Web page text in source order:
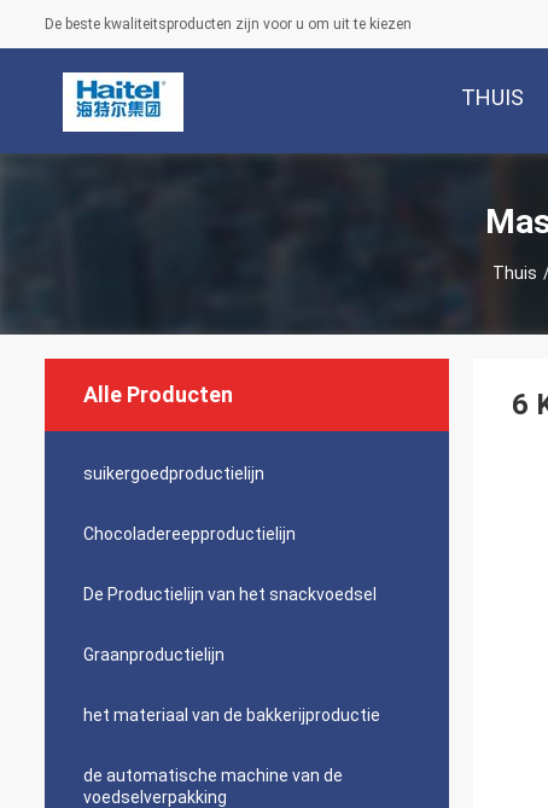
De beste kwaliteitsproducten zijn voor u om uit te kiezen
THUIS
Thuis
Alle Producten
suikergoedproductielijn
Chocoladereepproductielijn
De Productielijn van het snackvoedsel
Graanproductielijn
het materiaal van de bakkerijproductie
de automatische machine van de
voedselverpakking
6